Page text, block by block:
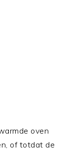
oven
of totdat de